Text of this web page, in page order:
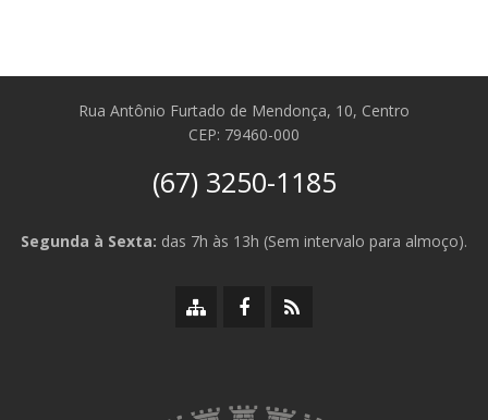
Rua Antônio Furtado de Mendonça, 10, Centro
CEP: 79460-000
(67) 3250-1185
Segunda à Sexta: das 7h às 13h (Sem intervalo para almoço).
MapaFacebook
RSS